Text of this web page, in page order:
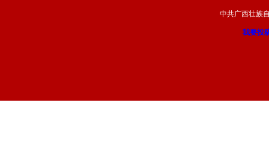
中共广西壮族
我要投